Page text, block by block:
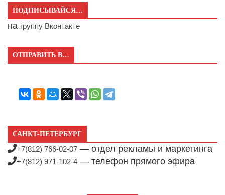
ПОДПИСЫВАЙСЯ…
на группу Вконтакте
ОТПРАВИТЬ В…
САНКТ-ПЕТЕРБУРГ
+7(812) 766-02-07 — отдел рекламы и маркетинга
+7(812) 971-102-4 — телефон прямого эфира